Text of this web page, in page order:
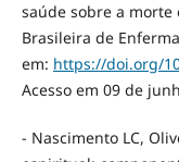
saúde sobre a morte
Brasileira de
em: https://doi.org/
Acesso em 09 de
- Nascimento LC,